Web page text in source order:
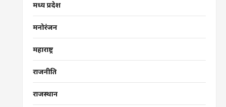
मध्य प्रदेश
मनोरंजन
महाराष्ट्र
राजनीति
राजस्थान